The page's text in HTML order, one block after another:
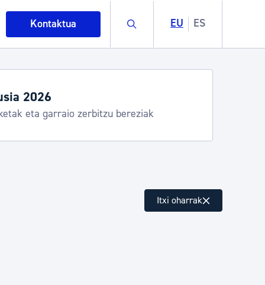
Kontaktua Buscar EU ES
Udako ordutegiak eta zerbitzuak
Udalinfo, Donostia Kirola, Donostia Kultura, San
Urgull, Hondalea, Turismoa
Itxi oharrak